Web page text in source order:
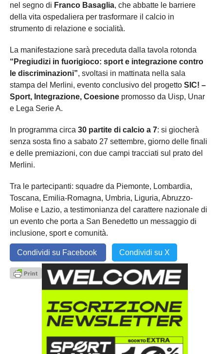
nel segno di Franco Basaglia, che abbatte le barriere
della vita ospedaliera per trasformare il calcio in
strumento di relazione e socialità.
La manifestazione sarà preceduta dalla tavola rotonda
“Pregiudizi in fuorigioco: sport e integrazione contro
le discriminazioni”, svoltasi in mattinata nella sala
stampa del Merlini, evento conclusivo del progetto SIC! –
Sport, Integrazione, Coesione promosso da Uisp, Unar
e Lega Serie A.
In programma circa 30 partite di calcio a 7: si giocherà
senza sosta fino a sabato 27 settembre, giorno delle finali
e delle premiazioni, con due campi tracciati sul prato del
Merlini.
Tra le partecipanti: squadre da Piemonte, Lombardia,
Toscana, Emilia-Romagna, Umbria, Liguria, Abruzzo-
Molise e Lazio, a testimonianza del carattere nazionale di
un evento che porta a San Benedetto un messaggio di
inclusione, sport e comunità.
Condividi su Facebook Condividi su X